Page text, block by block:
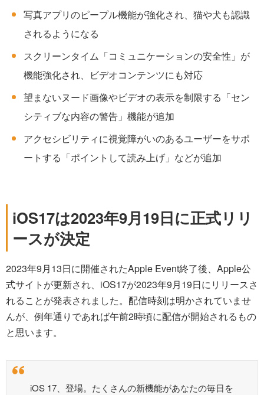
写真アプリのピープル機能が強化され、猫や犬も認識
されるようになる
スクリーンタイム「コミュニケーションの安全性」が
機能強化され、ビデオコンテンツにも対応
望まないヌード画像やビデオの表示を制限する「セン
シティブな内容の警告」機能が追加
アクセシビリティに視覚障がいのあるユーザーをサポ
ートする「ポイントして読み上げ」などが追加
iOS17は2023年9月19日に正式リリ
ースが決定
2023年9月13日に開催されたApple Event終了後、Apple公
式サイトが更新され、iOS17が2023年9月19日にリリースさ
れることが発表されました。配信時刻は明かされていませ
んが、例年通りであれば午前2時頃に配信が開始されるもの
と思います。
iOS 17、登場。たくさんの新機能があなたの毎日を